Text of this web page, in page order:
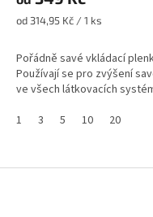
5,0
5
hvězdiček.
Měrná
od 314,95 Kč / 1 ks
Pořádně savé vkládací
Používají se pro zvýšení
ve všech látkovacích
1
3 5 10 20